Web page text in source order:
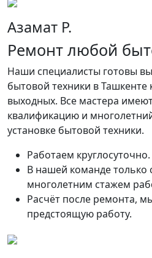
Азамат Р.
Ремонт любой
Наши специалисты готовы
бытовой техники в Ташкенте
выходных. Все мастера
квалификацию и
установке бытовой техники.
Работаем
В нашей команде только
многолетним стажем
Расчёт после ремонта,
предстоящую работу.